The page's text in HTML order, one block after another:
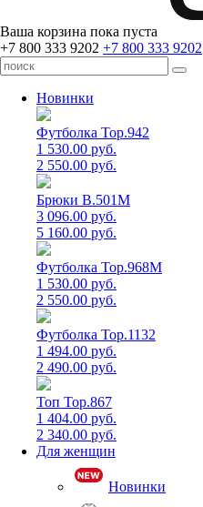
Ваша корзина пока пуста
+7 800 333 9202 +7 800 333 9202
Новинки
Футболка Top.942
1 530.00 руб.
2 550.00 руб.
Брюки B.501M
3 096.00 руб.
5 160.00 руб.
Футболка Top.968M
1 530.00 руб.
2 550.00 руб.
Футболка Top.1132
1 494.00 руб.
2 490.00 руб.
Топ Top.867
1 404.00 руб.
2 340.00 руб.
Для женщин
Новинки